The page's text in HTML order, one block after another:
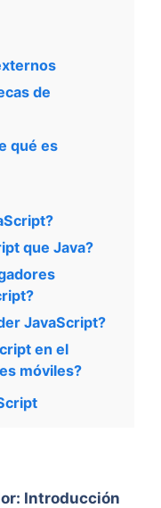
de
qué es
que Java?
JavaScript?
en el
móviles?
Introducción